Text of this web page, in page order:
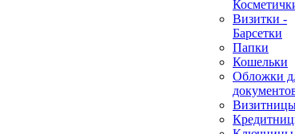
Визитки -
Барсетки
Папки
Кошельки
Обложки